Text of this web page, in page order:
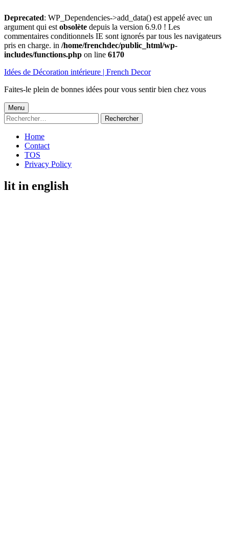
Deprecated: WP_Dependencies->add_data() est appelé avec un
argument qui est obsolète depuis la version 6.9.0 ! Les
commentaires conditionnels IE sont ignorés par tous les navigateurs
pris en charge. in /home/frenchdec/public_html/wp-
includes/functions.php on line 6170
au
Idées de Décoration intérieure | French Decor
Faites-le plein de bonnes idées pour vous sentir bien chez vous
Menu
principal
Menu
Rechercher :
Home
Contact
TOS
Privacy Policy
lit in english